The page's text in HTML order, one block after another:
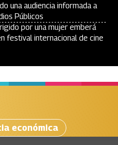
una audiencia informada a
Públicos
por una mujer emberá
festival internacional de cine
económica